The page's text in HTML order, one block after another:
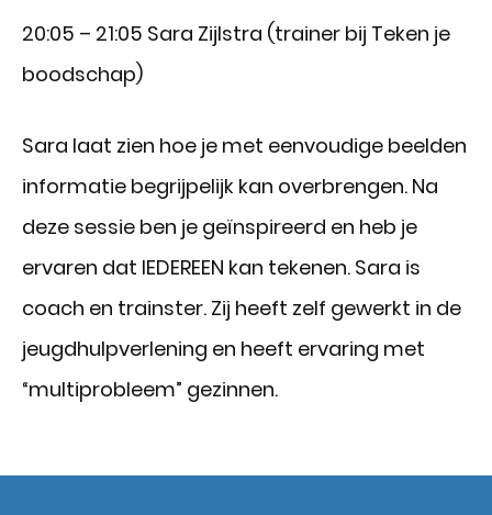
20:05 – 21:05 Sara Zijlstra (trainer bij Teken je
boodschap)
Sara laat zien hoe je met eenvoudige beelden
informatie begrijpelijk kan overbrengen. Na
deze sessie ben je geïnspireerd en heb je
ervaren dat IEDEREEN kan tekenen. Sara is
coach en trainster. Zij heeft zelf gewerkt in de
jeugdhulpverlening en heeft ervaring met
“multiprobleem” gezinnen.